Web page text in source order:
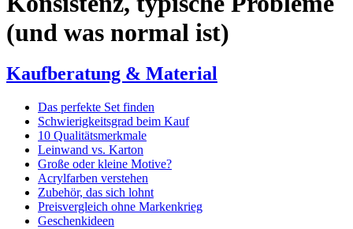
(und was normal ist)
Kaufberatung & Material
Das perfekte Set finden
Schwierigkeitsgrad beim Kauf
10 Qualitätsmerkmale
Leinwand vs. Karton
Große oder kleine Motive?
Acrylfarben verstehen
Zubehör, das sich lohnt
Preisvergleich ohne Markenkrieg
Geschenkideen